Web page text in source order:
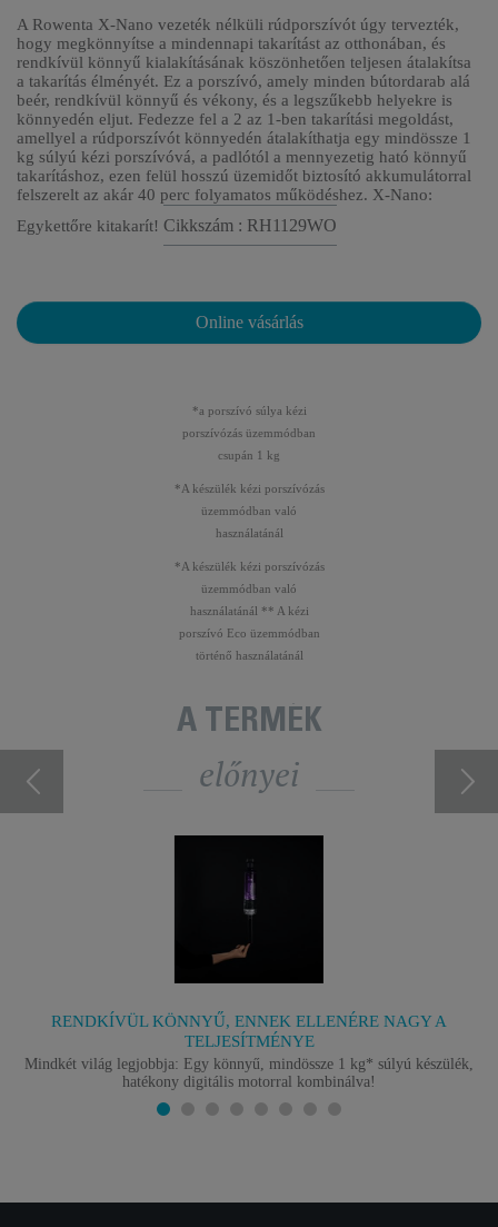
A Rowenta X-Nano vezeték nélküli rúdporszívót úgy tervezték,
hogy megkönnyítse a mindennapi takarítást az otthonában, és
rendkívül könnyű kialakításának köszönhetően teljesen átalakítsa
a takarítás élményét. Ez a porszívó, amely minden bútordarab alá
beér, rendkívül könnyű és vékony, és a legszűkebb helyekre is
könnyedén eljut. Fedezze fel a 2 az 1-ben takarítási megoldást,
amellyel a rúdporszívót könnyedén átalakíthatja egy mindössze 1
kg súlyú kézi porszívóvá, a padlótól a mennyezetig ható könnyű
takarításhoz, ezen felül hosszú üzemidőt biztosító akkumulátorral
felszerelt az akár 40 perc folyamatos működéshez. X-Nano:
Egykettőre kitakarít! Cikkszám : RH1129WO
Online vásárlás
*a porszívó súlya kézi
porszívózás üzemmódban
csupán 1 kg
*A készülék kézi porszívózás
üzemmódban való
használatánál
*A készülék kézi porszívózás
üzemmódban való
használatánál ** A kézi
porszívó Eco üzemmódban
történő használatánál
A TERMÉK
előnyei
RENDKÍVÜL KÖNNYŰ, ENNEK ELLENÉRE NAGY A
TELJESÍTMÉNYE
Mindkét világ legjobbja: Egy könnyű, mindössze 1 kg* súlyú készülék,
hatékony digitális motorral kombinálva!